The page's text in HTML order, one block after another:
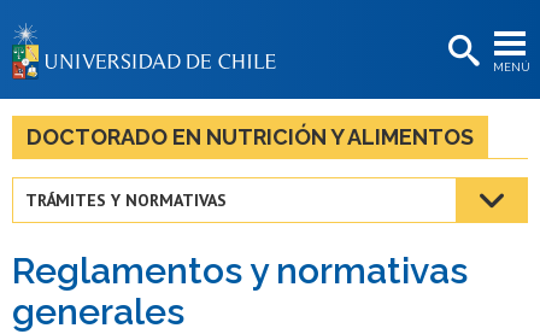
MENÚ
BIBLIOTECAS
LA UNIVERSIDAD
Estudiantes
Académicas/os
DOCTORADO EN NUTRICIÓN Y ALIMENTOS
TRÁMITES Y NORMATIVAS
Reglamentos y normativas
generales